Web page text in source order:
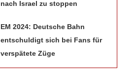
nach Israel zu stoppen
EM 2024: Deutsche Bahn
entschuldigt sich bei Fans für
verspätete Züge